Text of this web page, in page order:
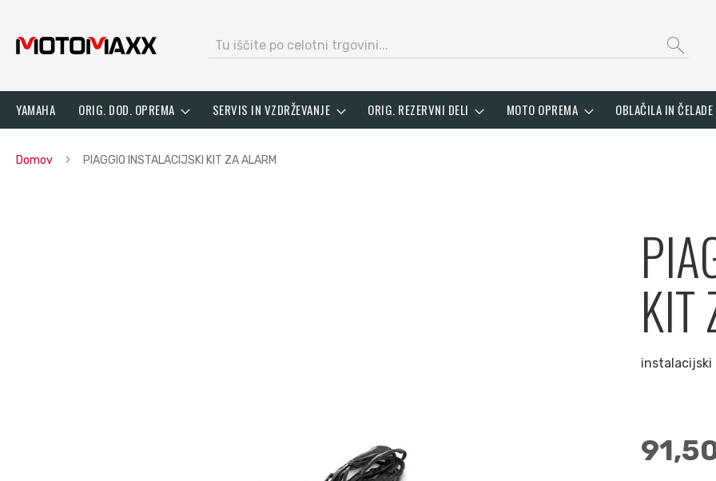
search search
vsebino
YAMAHA ORIG. DOD. OPREMA SERVIS IN VZDRŽEVANJE ORIG. REZERVNI DELI MOTO OPREMA OBLAČILA IN ČELADE
Domov PIAGGIO INSTALACIJSKI KIT ZA ALARM
KIT
instalacijski